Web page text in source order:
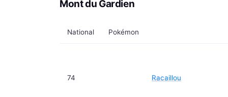
Mont du Gardien
National Pokémon
74 Racaillou